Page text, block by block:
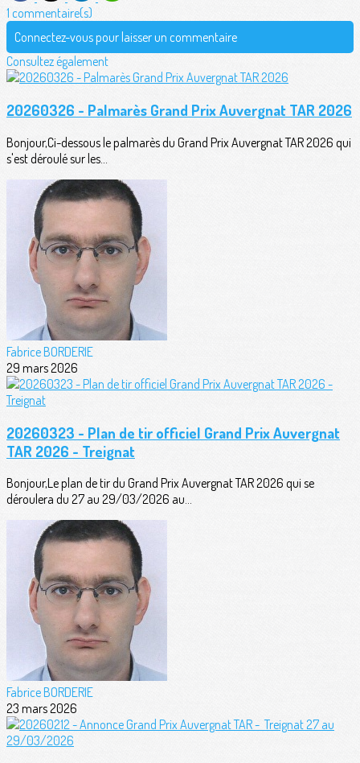
1 commentaire(s)
Connectez-vous pour laisser un commentaire
Consultez également
20260326 - Palmarès Grand Prix Auvergnat TAR 2026
Bonjour,Ci-dessous le palmarès du Grand Prix Auvergnat TAR 2026 qui
s'est déroulé sur les...
Fabrice BORDERIE
29 mars 2026
20260323 - Plan de tir officiel Grand Prix Auvergnat
TAR 2026 - Treignat
Bonjour,Le plan de tir du Grand Prix Auvergnat TAR 2026 qui se
déroulera du 27 au 29/03/2026 au...
Fabrice BORDERIE
23 mars 2026